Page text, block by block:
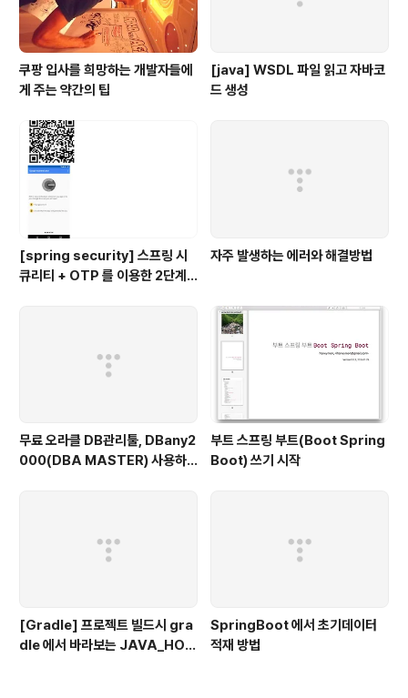
쿠팡 입사를 희망하는 개발자들에
게 주는 약간의 팁
[java] WSDL 파일 읽고 자바코
드 생성
[spring security] 스프링 시
큐리티 + OTP 를 이용한 2단계
자주 발생하는 에러와 해결방법
무료 오라클 DB관리툴, DBany2
000(DBA MASTER) 사용하
부트 스프링 부트(Boot Spring
Boot) 쓰기 시작
[Gradle] 프로젝트 빌드시 gra
dle 에서 바라보는 JAVA_HOM
SpringBoot 에서 초기데이터
적재 방법